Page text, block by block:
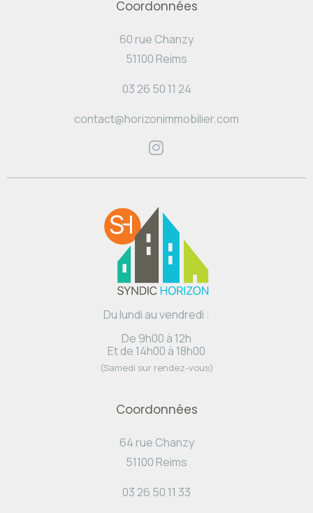
Coordonnées
60 rue Chanzy
51100 Reims
03 26 50 11 24
contact@horizonimmobilier.com
Du lundi au vendredi :
De 9h00 à 12h
Et de 14h00 à 18h00
(Samedi sur rendez-vous)
Coordonnées
64 rue Chanzy
51100 Reims
03 26 50 11 33